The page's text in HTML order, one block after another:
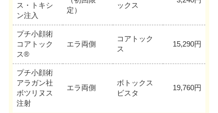
ス・トキシ
ン注入
定）
ックス
プチ小顔術
コアトック
ス®
エラ両側
コアトック
ス
15,290円
プチ小顔術
アラガン社
ボツリヌス
注射
エラ両側
ボトックス
ビスタ
19,760円